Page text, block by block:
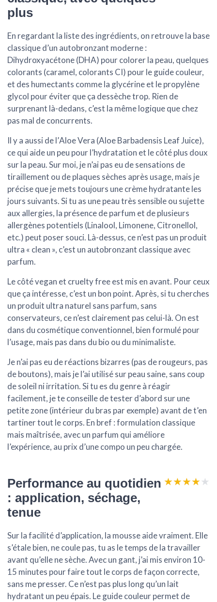
plus
En regardant la liste des ingrédients, on retrouve la base
classique d’un autobronzant moderne :
Dihydroxyacétone (DHA) pour colorer la peau, quelques
colorants (caramel, colorants CI) pour le guide couleur,
et des humectants comme la glycérine et le propylène
glycol pour éviter que ça dessèche trop. Rien de
surprenant là-dedans, c’est la même logique que chez
pas mal de concurrents.
Il y a aussi de l’Aloe Vera (Aloe Barbadensis Leaf Juice),
ce qui aide un peu pour l’hydratation et le côté plus doux
sur la peau. Sur moi, je n’ai pas eu de sensations de
tiraillement ou de plaques sèches après usage, mais je
précise que je mets toujours une crème hydratante les
jours suivants. Si tu as une peau très sensible ou sujette
aux allergies, la présence de parfum et de plusieurs
allergènes potentiels (Linalool, Limonene, Citronellol,
etc.) peut poser souci. Là-dessus, ce n’est pas un produit
ultra « clean », c’est un autobronzant classique avec
parfum.
Le côtévegan et cruelty freeest mis en avant. Pour ceux
que ça intéresse, c’est un bon point. Après, si tu cherches
un produit ultra naturel sans parfum, sans
conservateurs, ce n’est clairement pas celui-là. On est
dans du cosmétique conventionnel, bien formulé pour
l’usage, mais pas dans du bio ou du minimaliste.
Je n’ai pas eu de réactions bizarres (pas de rougeurs, pas
de boutons), mais je l’ai utilisé sur peau saine, sans coup
de soleil ni irritation. Si tu es du genre à réagir
facilement, je te conseille de tester d’abord sur une
petite zone (intérieur du bras par exemple) avant de t’en
tartiner tout le corps. En bref : formulation classique
mais maîtrisée, avec un parfum qui améliore
l’expérience, au prix d’une compo un peu chargée.
Performance au quotidien
: application, séchage,
tenue
★★★★★
★★★★★
Sur lafacilité d’application, la mousse aide vraiment. Elle
s’étale bien, ne coule pas, tu as le temps de la travailler
avant qu’elle ne sèche. Avec un gant, j’ai mis environ 10-
15 minutes pour faire tout le corps de façon correcte,
sans me presser. Ce n’est pas plus long qu’un lait
hydratant un peu épais. Le guide couleur permet de